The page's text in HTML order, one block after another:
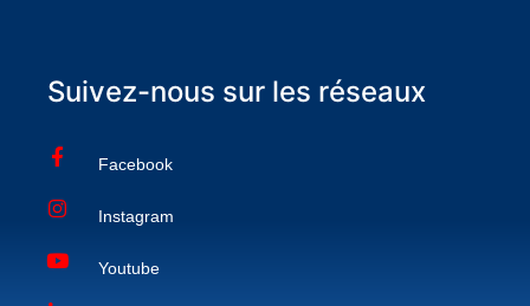
Suivez-nous sur les réseaux
Facebook
Instagram
Youtube